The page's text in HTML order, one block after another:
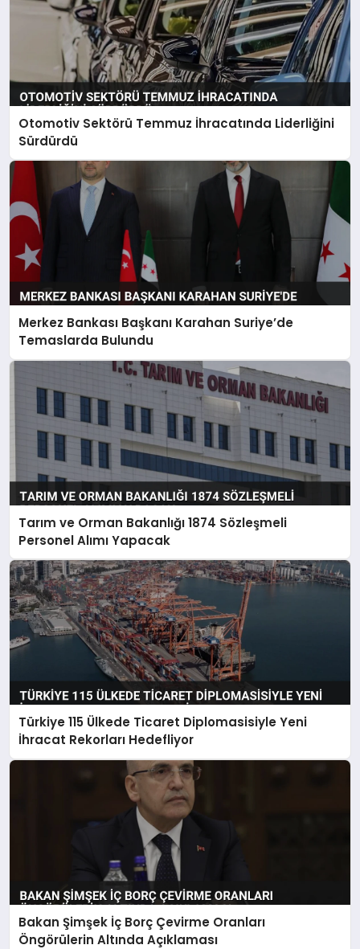
Otomotiv Sektörü Temmuz İhracatında Liderliğini
Sürdürdü
Merkez Bankası Başkanı Karahan Suriye’de
Temaslarda Bulundu
Tarım ve Orman Bakanlığı 1874 Sözleşmeli
Personel Alımı Yapacak
Türkiye 115 Ülkede Ticaret Diplomasisiyle Yeni
İhracat Rekorları Hedefliyor
Bakan Şimşek İç Borç Çevirme Oranları
Öngörülerin Altında Açıklaması